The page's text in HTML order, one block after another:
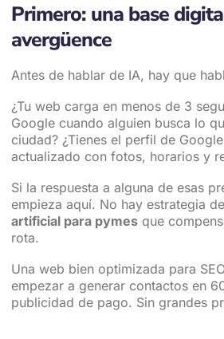
Primero: una base
avergüence
Antes de hablar de IA, hay que
¿Tu web carga en menos de 3
Google cuando alguien busca lo
ciudad? ¿Tienes el perfil de
actualizado con fotos, horarios y
Si la respuesta a alguna de esas
empieza aquí. No hay estrategia de
artificial para pymes que
rota.
Una web bien optimizada para
empezar a generar contactos en
publicidad de pago. Sin grandes